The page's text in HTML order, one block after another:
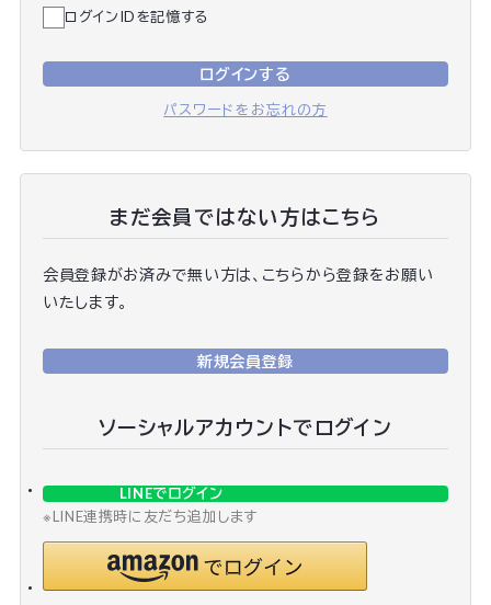
ログインIDを記憶する
ログインする
パスワードをお忘れの方
まだ会員ではない方はこちら
会員登録がお済みで無い方は、こちらから登録をお願い
いたします。
新規会員登録
ソーシャルアカウントでログイン
LINEでログイン
※LINE連携時に友だち追加します